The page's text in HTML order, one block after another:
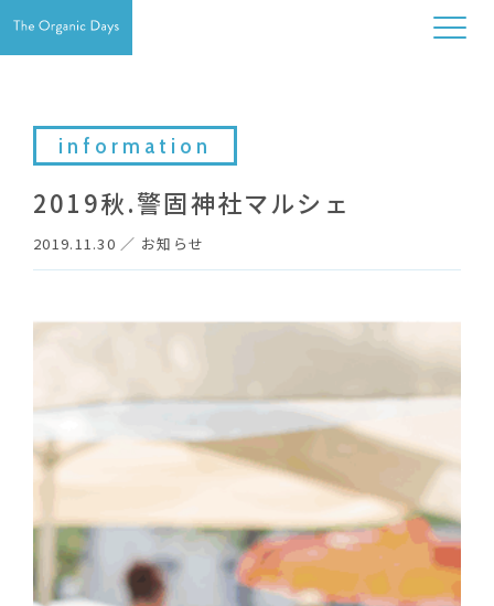
information
2019秋.警固神社マルシェ
2019.11.30 ／ お知らせ